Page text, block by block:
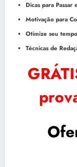
Dicas para Passar
Motivação para
Otimize seu
Técnicas de